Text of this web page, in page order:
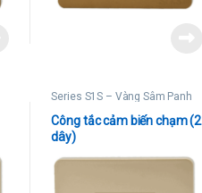
Series S1S – Vàng Sâm Panh
Công tắc cảm biến chạm (2
dây)